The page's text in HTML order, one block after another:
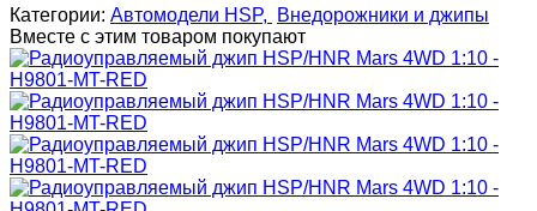
Категории: Автомодели HSP,
Внедорожники и джипы
Вместе с этим товаром покупают